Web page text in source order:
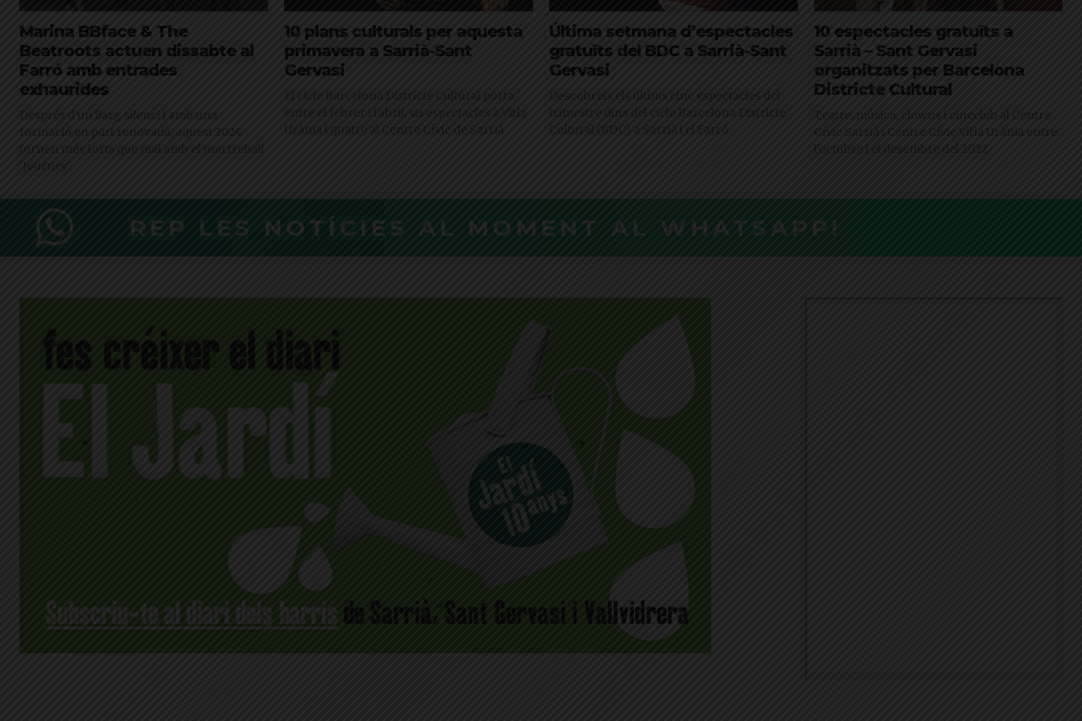
Marina BBface & The
Beatroots actuen dissabte al
Farró amb entrades
exhaurides
Després d'un llarg silenci i amb una
formació en part renovada, aquest 2024
tornen més forts que mai amb el nou treball
'Journey'
10 plans culturals per aquesta
primavera a Sarrià-Sant
Gervasi
El cicle Barcelona Districte Cultural porta,
entre el febrer i l'abril, sis espectacles a Vil·la
Urània i quatre al Centre Cívic de Sarrià
Última setmana d’espectacles
gratuïts del BDC a Sarrià-Sant
Gervasi
Descobreix els últims cinc espectacles del
trimestre dins del cicle Barcelona Districte
Cultural (BDC) a Sarrià i el Farró
10 espectacles gratuïts a
Sarrià – Sant Gervasi
organitzats per Barcelona
Districte Cultural
Teatre, música, clowns i cineclub al Centre
Cívic Sarrià i Centre Cívic Vil·la Urània entre
l'octubre i el desembre del 2022
REP LES NOTÍCIES AL MOMENT AL WHATSAPP!